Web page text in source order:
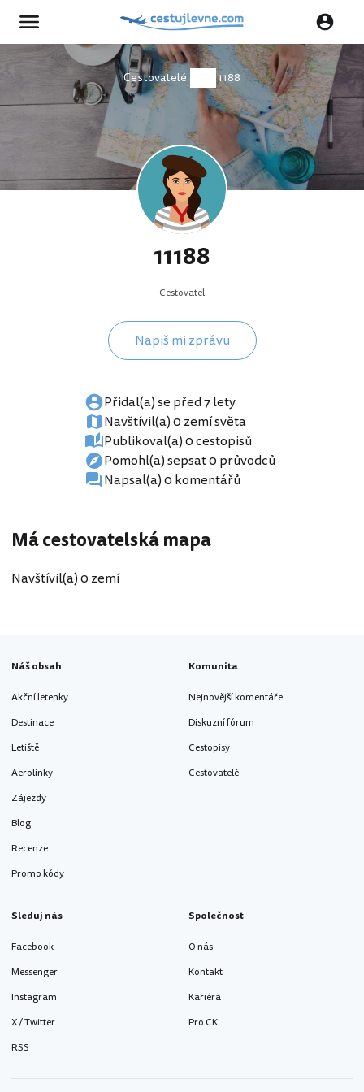
Cestovatelé 11188
11188
Cestovatel
Napiš mi zprávu
Přidal(a) se před 7 lety
Navštívil(a) 0 zemí světa
Publikoval(a) 0 cestopisů
Pomohl(a) sepsat 0 průvodců
Napsal(a) 0 komentářů
Má cestovatelská mapa
Navštívil(a) 0 zemí
Náš obsah
Akční letenky
Destinace
Letiště
Aerolinky
Zájezdy
Blog
Recenze
Promo kódy
Komunita
Nejnovější komentáře
Diskuzní fórum
Cestopisy
Cestovatelé
Sleduj nás
Facebook
Messenger
Instagram
X / Twitter
RSS
Společnost
O nás
Kontakt
Kariéra
Pro CK